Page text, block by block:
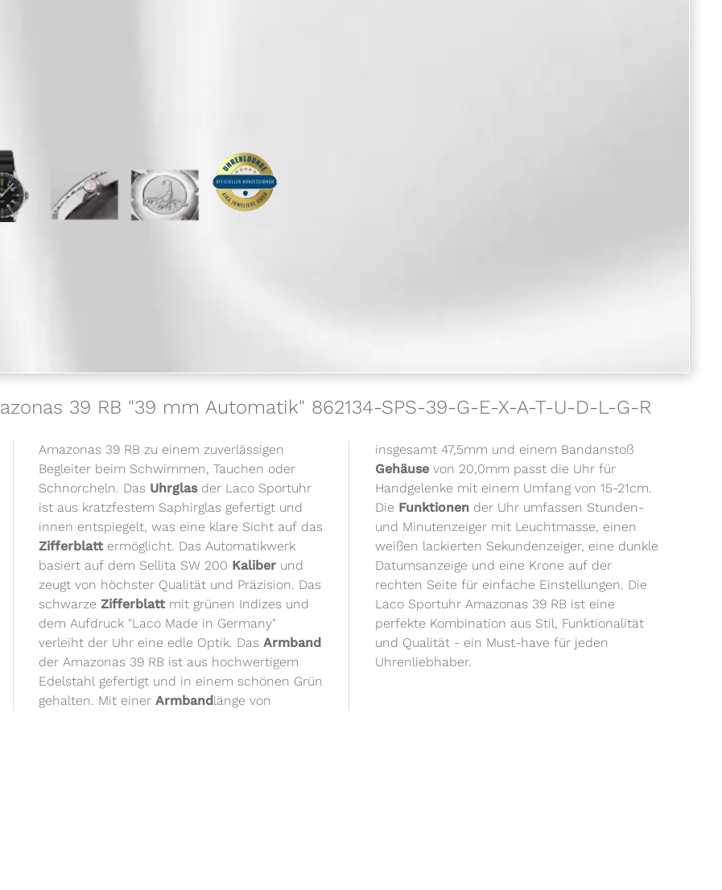
39 RB "39 mm Automatik" 862134-SPS-39-G-E-X-A-T-U-D-L-G-R
Amazonas 39 RB zu einem zuverlässigen
Begleiter beim Schwimmen, Tauchen oder
Schnorcheln. Das Uhrglasder Laco Sportuhr
ist aus kratzfestem Saphirglas gefertigt und
innen entspiegelt, was eine klare Sicht auf das
Zifferblatt ermöglicht. Das Automatikwerk
basiert auf dem Sellita SW 200 Kaliber und
zeugt von höchster Qualität und Präzision. Das
schwarzeZifferblatt mit grünen Indizes und
dem Aufdruck "Laco Made in Germany"
verleiht der Uhr eine edle Optik. DasArmband
der Amazonas 39 RB ist aus hochwertigem
Edelstahl gefertigt und in einem schönen Grün
gehalten. Mit einerArmband länge von
insgesamt 47,5mm und einem Bandanstoß
Gehäusevon 20,0mm passt die Uhr für
Handgelenke mit einem Umfang von 15-21cm.
Die Funktionender Uhr umfassen Stunden-
und Minutenzeiger mit Leuchtmasse, einen
weißen lackierten Sekundenzeiger, eine dunkle
Datumsanzeige und eine Krone auf der
rechten Seite für einfache Einstellungen. Die
Laco Sportuhr Amazonas 39 RB ist eine
perfekte Kombination aus Stil, Funktionalität
und Qualität - ein Must-have für jeden
Uhrenliebhaber.